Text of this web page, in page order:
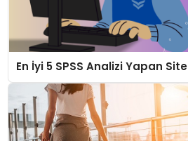
En İyi 5 SPSS Analizi Yapan Site